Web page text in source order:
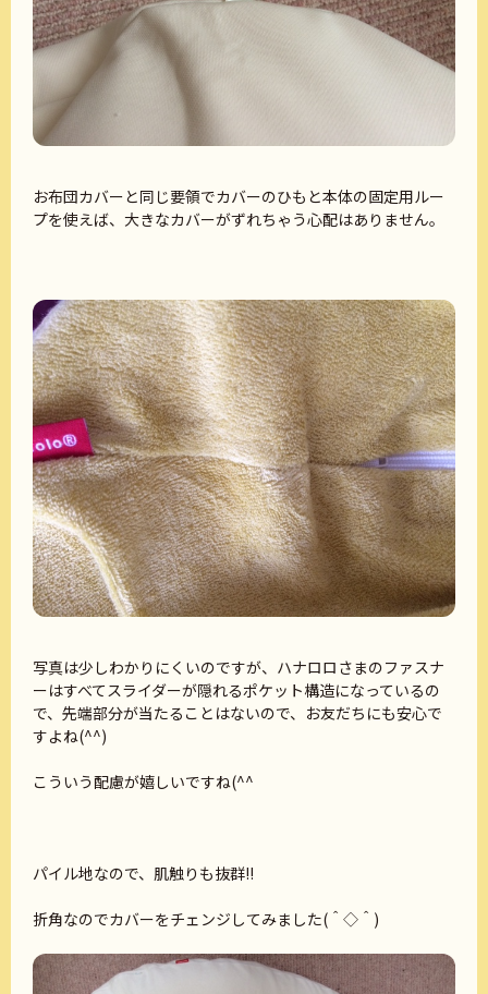
お布団カバーと同じ要領でカバーのひもと本体の固定用ルー
プを使えば、大きなカバーがずれちゃう心配はありません。
写真は少しわかりにくいのですが、ハナロロさまのファスナ
ーはすべてスライダーが隠れるポケット構造になっているの
で、先端部分が当たることはないので、お友だちにも安心で
すよね(^^)
こういう配慮が嬉しいですね(^^
パイル地なので、肌触りも抜群!!
折角なのでカバーをチェンジしてみました(＾◇＾)